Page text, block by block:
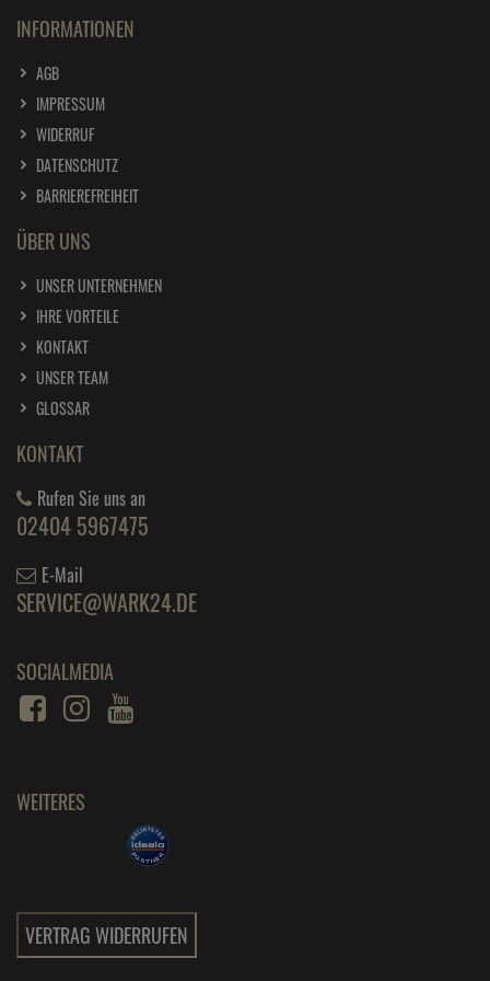
INFORMATIONEN
AGB
IMPRESSUM
WIDERRUF
DATENSCHUTZ
BARRIEREFREIHEIT
ÜBER UNS
UNSER UNTERNEHMEN
IHRE VORTEILE
KONTAKT
UNSER TEAM
GLOSSAR
KONTAKT
Rufen Sie uns an
02404 5967475
E-Mail
SERVICE@WARK24.DE
SOCIALMEDIA
WEITERES
VERTRAG WIDERRUFEN